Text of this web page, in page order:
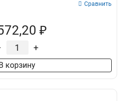
Сравнить
₽
+
корзину